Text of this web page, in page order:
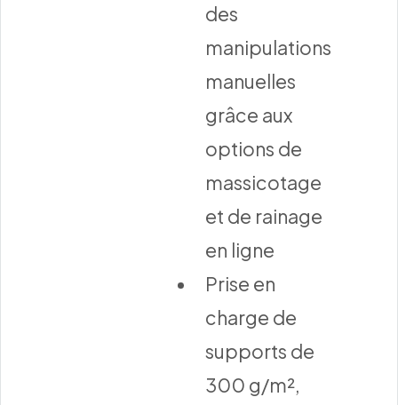
des
manipulations
manuelles
grâce aux
options de
massicotage
et de rainage
en ligne
Prise en
charge de
supports de
300 g/m²,